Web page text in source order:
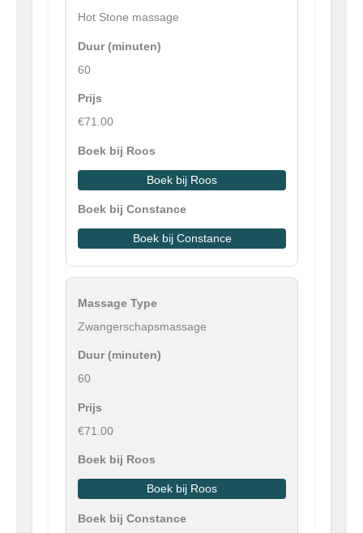
Hot Stone massage
60
€71.00
Boek bij Roos
Boek bij Constance
Zwangerschapsmassage
60
€71.00
Boek bij Roos